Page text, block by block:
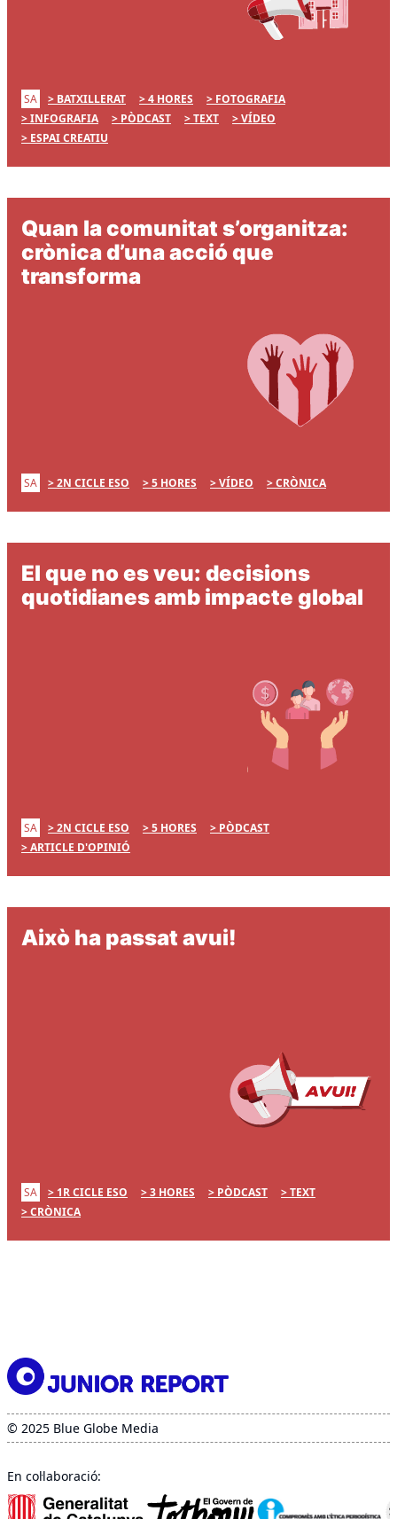
SA BATXILLERAT 4 HORES
FOTOGRAFIA
INFOGRAFIA
PÒDCAST TEXT
VÍDEO
ESPAI CREATIU
Quan la comunitat s’organitza:
crònica d’una acció que
transforma
SA 2N CICLE ESO 5 HORES VÍDEO CRÒNICA
El que no es veu: decisions
quotidianes amb impacte global
SA 2N CICLE ESO 5 HORES
PÒDCAST
ARTICLE D'OPINIÓ
Això ha passat avui!
SA 1R CICLE ESO 3 HORES PÒDCAST
TEXT
CRÒNICA
© 2025 Blue Globe Media
En col·laboració: